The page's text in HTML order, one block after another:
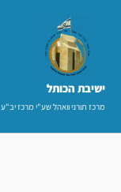
ישיבת הכותל​
מרכז תורני וואהל שע"י מרכז יב"ע